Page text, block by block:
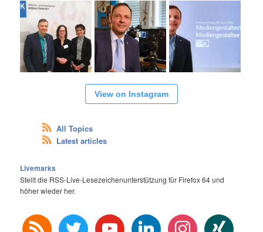
View on Instagram
All Topics
Latest articles
Livemarks
Stellt die RSS-Live-Lesezeichenunterstützung für Firefox 64 und
höher wieder her.
rss twitter youtube linkedin instagram xing